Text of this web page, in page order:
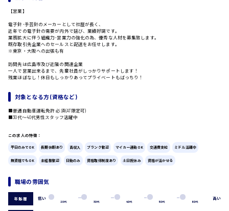
製造・軽作業・物流系
組立、加工
検品・包装・箱詰め
軽作業
フォークリフト
広島市中区
時給1200円～
【営業】
電子針･手芸針のメーカーとして社歴が長く、
近年での電子針の需要が内外で延び、業績好調です。
業務拡大に伴う組織力･営業力の強化の為、優秀な人材を募集致します。
既存取引先企業へのセールスと配送をお任せします。
※東京・大阪への出張も有
訪問先は広島市及び近隣の関連企業
一人で営業出来るまで、先輩社員がしっかりサポートします！
残業ほぼなし！休日もしっかりあってプライベートもばっちり！
対象となる方 (資格など)
■普通自動車運転免許 必須(AT限定可)
■30代〜40代男性スタッフ活躍中
この求人の特徴：
平日のみでOK 長期休暇あり 高収入 ブランク歓迎 マイカー通勤OK 交通費支給 ミドル活躍中
無資格でもOK 未経験歓迎 日勤のみ 資格取得制度あり 土日祝休み 資格が活かせる
職場の雰囲気
年齢層 低い
20代 30代 40代 50代 60代
高い